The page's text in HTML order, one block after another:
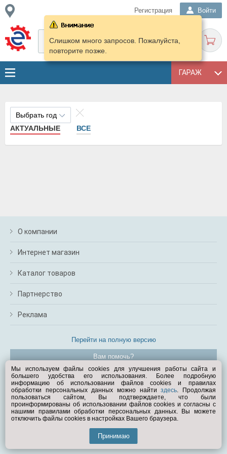
Регистрация Войти
ГАРАЖ
Слишком много запросов. Пожалуйста,
повторите позже.
Выбрать год
АКТУАЛЬНЫЕ
ВСЕ
О компании
Интернет магазин
Каталог товаров
Партнерство
Реклама
Перейти на полную версию
Вам помочь?
© Exist.ru 1998—2026
Мы используем файлы cookies для улучшения работы сайта и
большего удобства его использования. Более подробную
информацию об использовании файлов cookies и правилах
обработки персональных данных можно найтиздесь. Продолжая
пользоваться сайтом, Вы подтверждаете, что были
проинформированы об использовании файлов cookies и согласны с
нашими правилами обработки персональных данных. Вы можете
отключить файлы cookies в настройках Вашего браузера.
Принимаю